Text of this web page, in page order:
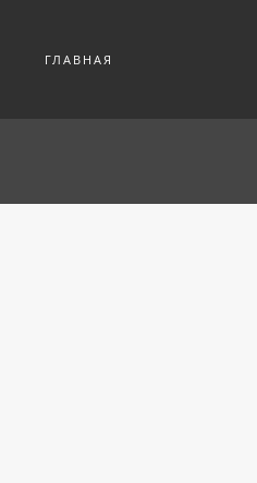
ГЛАВНАЯ